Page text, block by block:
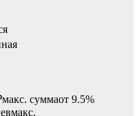
суммаот 9.5%